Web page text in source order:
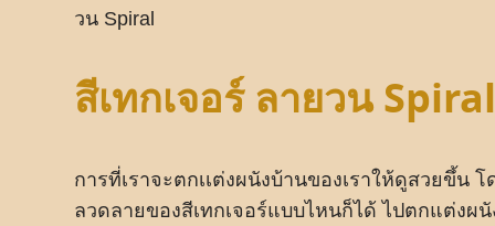
วน Spiral
สีเทกเจอร์ ลายวน
การที่เราจะตกเเต่งผนังบ้านของเราให้ดูสวยขึ้น
ลวดลายของสีเทกเจอร์แบบไหนก็ได้ ไปตกแต่งผ